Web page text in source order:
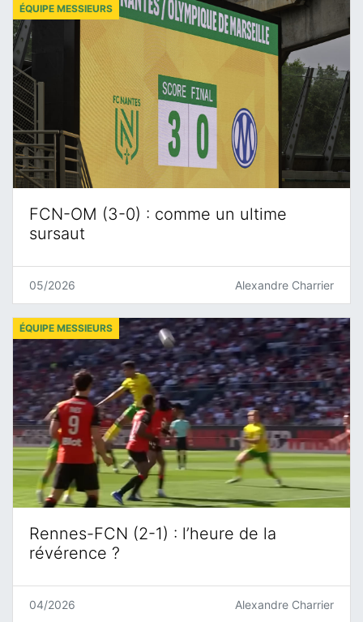
FCN-OM (3-0) : comme un ultime
sursaut
ÉQUIPE MESSIEURS
05/2026 Alexandre Charrier
Rennes-FCN (2-1) : l’heure de la
révérence ?
ÉQUIPE MESSIEURS
04/2026 Alexandre Charrier